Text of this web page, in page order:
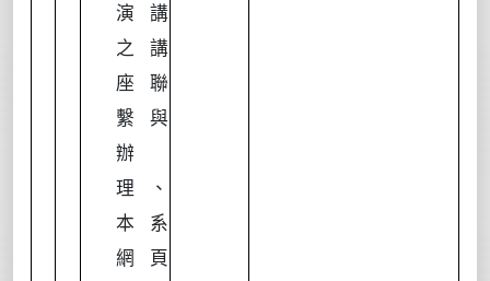
演講
之講
座聯
繫與
辦
理、
本系
網頁